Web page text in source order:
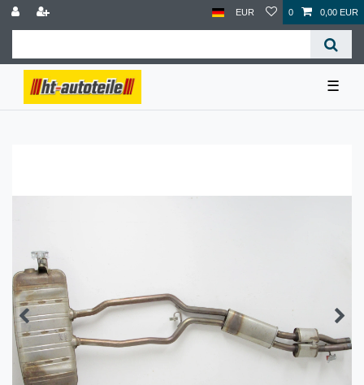
EUR 0 0,00 EUR
☰